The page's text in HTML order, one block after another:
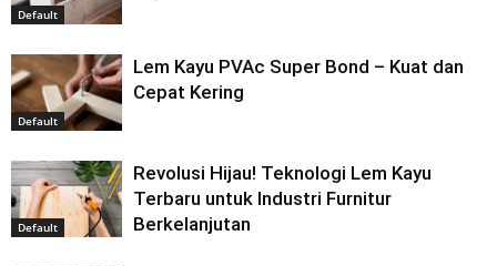
Default
Default
Lem Kayu PVAc Super Bond – Kuat dan
Cepat Kering
Default
Revolusi Hijau! Teknologi Lem Kayu
Terbaru untuk Industri Furnitur
Berkelanjutan